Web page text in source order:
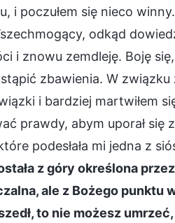
i poczułem się nieco
odkąd
i znowu zemdleję. Boję
zbawienia. W
i bardziej martwiłem
prawdy, abym uporał się
podesłała mi jedna z
z góry określona
ale z Bożego punktu
to nie możesz